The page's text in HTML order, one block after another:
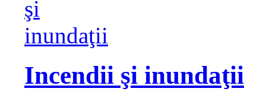
Incendii şi inundaţii